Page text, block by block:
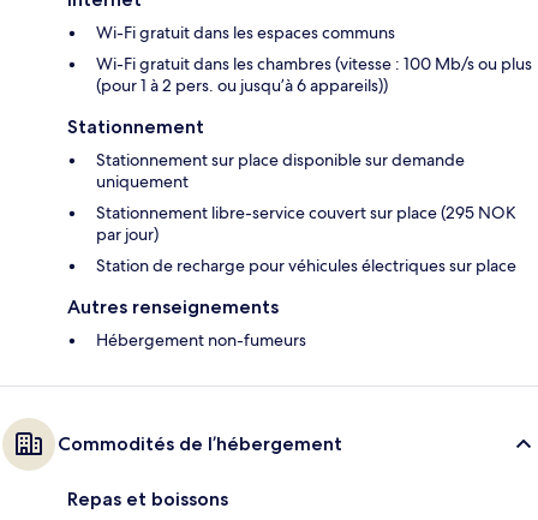
Wi-Fi gratuit dans les espaces communs
Wi-Fi gratuit dans les chambres (vitesse : 100 Mb/s ou plus
(pour 1 à 2 pers. ou jusqu’à 6 appareils))
Stationnement
Stationnement sur place disponible sur demande
uniquement
Stationnement libre-service couvert sur place (295 NOK
par jour)
Station de recharge pour véhicules électriques sur place
Autres renseignements
Hébergement non-fumeurs
Commodités de l’hébergement
Repas et boissons